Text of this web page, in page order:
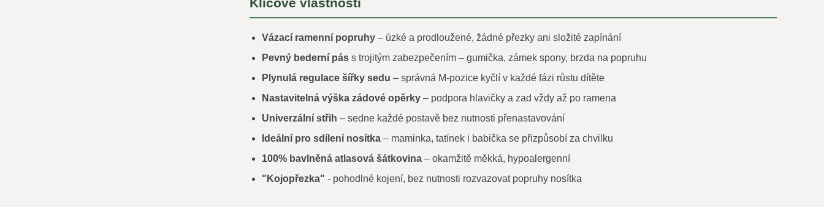
Vázací ramenní popruhy– úzké a prodloužené, žádné přezky ani složité zapínání
Pevný bederní páss trojitým zabezpečením – gumička, zámek spony, brzda na popruhu
Plynulá regulace šířky sedu – správná M-pozice kyčlí v každé fázi růstu dítěte
Nastavitelná výška zádové opěrky– podpora hlavičky a zad vždy až po ramena
Univerzální střih – sedne každé postavě bez nutnosti přenastavování
Ideální pro sdílení nosítka– maminka, tatínek i babička se přizpůsobí za chvilku
100% bavlněná atlasová šátkovina– okamžitě měkká, hypoalergenní
"Kojopřezka" - pohodlné kojení, bez nutnosti rozvazovat popruhy nosítka